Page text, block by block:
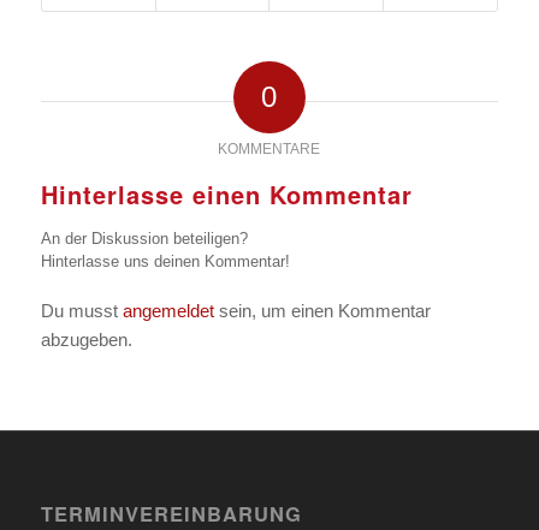
0
KOMMENTARE
Hinterlasse einen Kommentar
An der Diskussion beteiligen?
Hinterlasse uns deinen Kommentar!
Du musst angemeldetsein, um einen Kommentar
abzugeben.
TERMINVEREINBARUNG